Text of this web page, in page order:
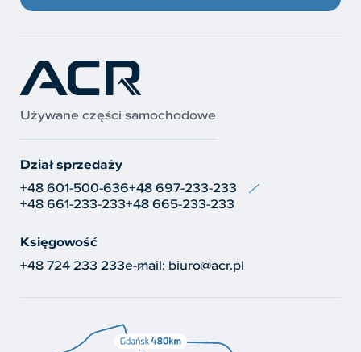
Używane części samochodowe
Dział sprzedaży
+48 601-500-636+48 697-233-233
+48 661-233-233+48 665-233-233
Księgowość
+48 724 233 233e-mail: biuro@acr.pl